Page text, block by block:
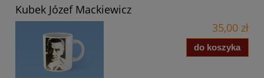
Kubek Józef Mackiewicz
35,00 zł
do koszyka